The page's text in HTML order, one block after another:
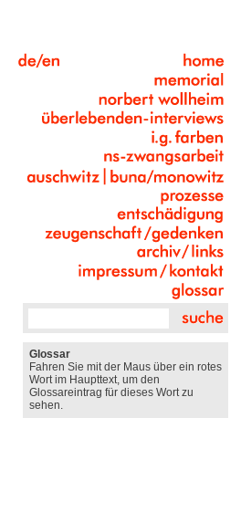
Glossar
Fahren Sie mit der Maus über ein rotes
Wort im Haupttext, um den
Glossareintrag für dieses Wort zu
sehen.